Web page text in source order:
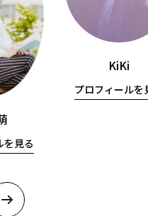
を見る
KiKi
プロフィールを